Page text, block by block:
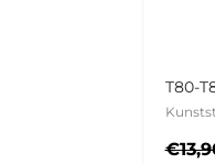
T80-